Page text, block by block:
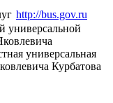
http://bus.gov.ru
универсальной
универсальная
Курбатова